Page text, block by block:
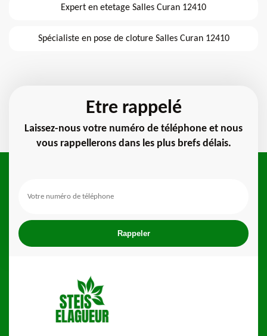
Expert en etetage Salles Curan 12410
Spécialiste en pose de cloture Salles Curan 12410
Etre rappelé
Laissez-nous votre numéro de téléphone et nous
vous rappellerons dans les plus brefs délais.